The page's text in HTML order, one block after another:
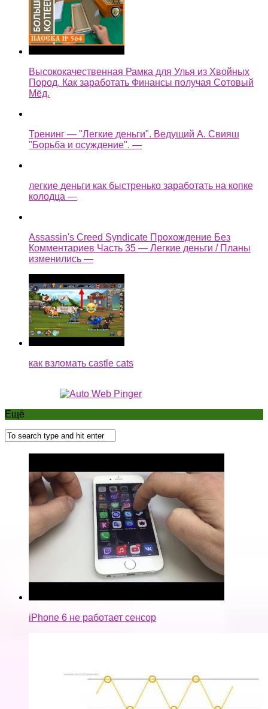
Высококачественная Рамка для Улья из Хвойных
Пород. Как заработать Финансы получая Сотовый
Мёд.
Тренинг — "Легкие деньги". Ведущий А. Свияш
"Борьба и осуждение". —
легкие деньги как быстренько заработать на копке
колодца —
Assassin's Creed Syndicate Прохождение Без
Комментариев Часть 35 — Легкие деньги / Планы
изменились —
как взломать castle cats
Ещё
iPhone 6 не работает сенсор